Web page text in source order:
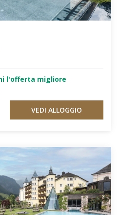
l'offerta migliore
VEDI ALLOGGIO